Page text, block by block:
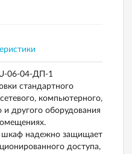
06-04-ДП-1
стандартного
компьютерного,
другого оборудования
шкаф надежно защищает
доступа,